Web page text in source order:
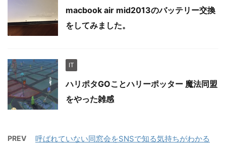
macbook air mid2013のバッテリー交換
をしてみました。
IT
ハリポタGOことハリーポッター 魔法同盟
をやった雑感
PREV
呼ばれていない同窓会をSNSで知る気持ちがわかる